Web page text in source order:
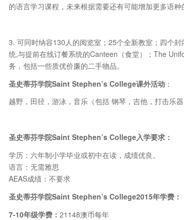
的语言学习课程，未来根据需要还有可能增加更多语种
3. 可同时纳容130人的阅览室；25个全新教室；四个
统,与提前在线订餐系统的Canteen（食堂）；The
务，包括一些质优价廉的二手物品。
圣史蒂芬学院Saint Stephen’s College课外活动 ：
越野，田径，游泳，音乐（包括 钢琴，吉他，打击乐
圣史蒂芬学院Saint Stephen’s College入学要求：
学历：六年制小学毕业或初中在读，成绩优良。
语言：无需雅思
AEAS成绩：不要求
圣史蒂芬学院Saint Stephen’s College2015年学费：
7-10年级学费 ： 21148澳币每年